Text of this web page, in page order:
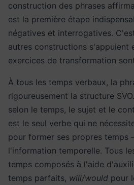
construction des phrases
est la première étape
négatives et interrogatives.
autres constructions s'appuient
exercices de transformation
À tous les temps verbaux, la
rigoureusement la structure
selon le temps, le sujet et le
est le seul verbe qui ne
pour former ses propres
l'information temporelle. Tous
temps composés à l'aide
temps parfaits, will/would pour